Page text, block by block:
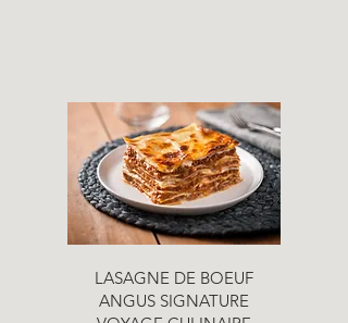
LASAGNE DE BOEUF
ANGUS SIGNATURE